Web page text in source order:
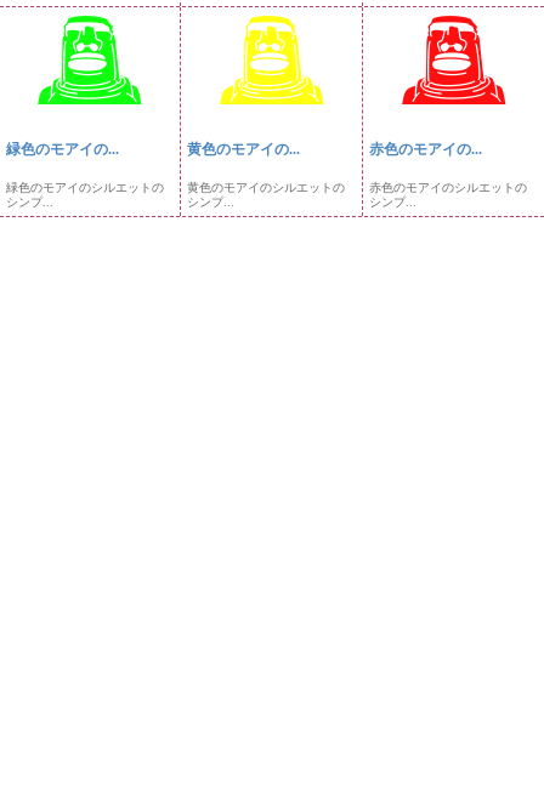
緑色のモアイの...
緑色のモアイのシルエットの
シンプ...
黄色のモアイの...
黄色のモアイのシルエットの
シンプ...
赤色のモアイの...
赤色のモアイのシルエットの
シンプ...